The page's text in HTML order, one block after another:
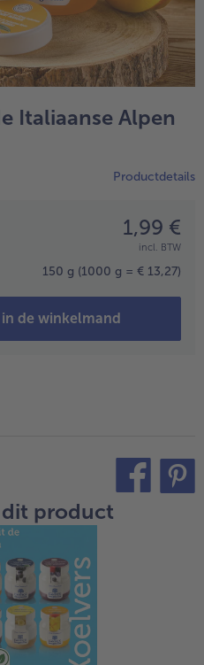
van 7 maaltijden naar keuze
Italiaanse Alpen
Productdetails
1,99 €
incl. BTW
150 g (1000 g = € 13,27)
in de winkelmand
teilen
product